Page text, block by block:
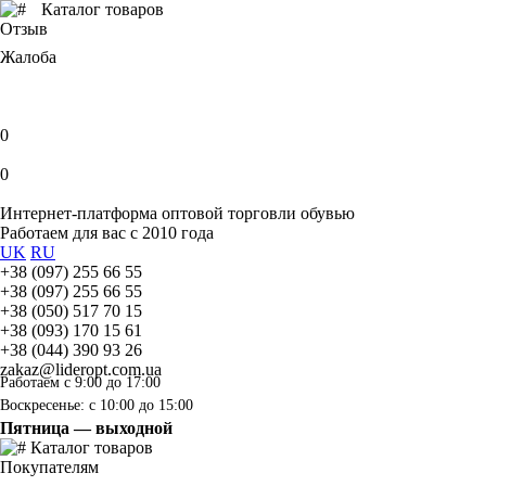
Каталог товаров
Отзыв
Жалоба
0
0
Интернет-платформа оптовой торговли обувью
Работаем для вас с 2010 года
UK RU
+38 (097) 255 66 55
+38 (097) 255 66 55
+38 (050) 517 70 15
+38 (093) 170 15 61
+38 (044) 390 93 26
zakaz@lideropt.com.ua
Работаем с 9:00 до 17:00
Воскресенье: с 10:00 до 15:00
Пятница — выходной
Каталог товаров
Покупателям